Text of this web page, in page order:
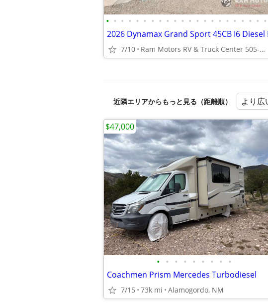
• • • • • • • • • • • • • • • • • • • • • •
7/10 Ram Motors RV & Truck Center 505-892-3600
近隣エリアからもっと見る（距離順） より広
• • • • • • • • •
Coachmen Prism Mercedes Turbodiesel
7/15 73k mi Alamogordo, NM
$47,000